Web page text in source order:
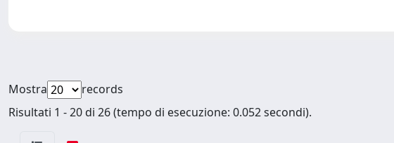
Mostra
records
Risultati 1 - 20 di 26 (tempo di esecuzione: 0.052 secondi).